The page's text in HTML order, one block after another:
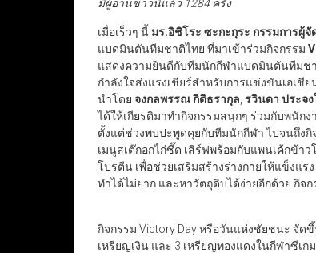
มีผู้อ่านข่าวนี้แล้ว 1284 ครั้ง
เมื่อเร็วๆ นี้ มร.อิชิโระ ซะกะกุระ กรรมการผู้
แบดมินตันทีมชาติไทย ที่มาเข้าร่วมกิจกรรม
แสดงความยินดีกับทีมนักกีฬาแบดมินตันทีมช
กำลังใจส่งแรงเชียร์สำหรับการแข่งขันเอเชี
นำโดย จงกลพรรณ กิติธรากุล รวินดา ประจง
ได้ให้เกียรติมาทำกิจกรรมสนุกๆ ร่วมกับพนัก
ตั้งแต่ช่วงพบปะพูดคุยกับทีมนักกีฬา ไปจนถึงกิ
เมนูสเต๊กอกไก่ซี๊ด เสิร์ฟพร้อมกับแพนเค้กข้า
โปรตีน เพื่อช่วยเสริมสร้างร่างกายให้แข็งแ
ทำได้ไม่ยาก และหาวัตถุดิบได้ง่ายอีกด้วย กิจ
กิจกรรม Victory Day หรือวันแห่งชัยชนะ จัด
เหรียญเงิน และ 3 เหรียญทองแดงในกีฬาซีเ